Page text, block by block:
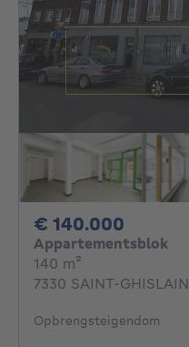
€ 140.000
Appartementsblok
140 m²
7330 SAINT-GHISLAIN
Opbrengsteigendom